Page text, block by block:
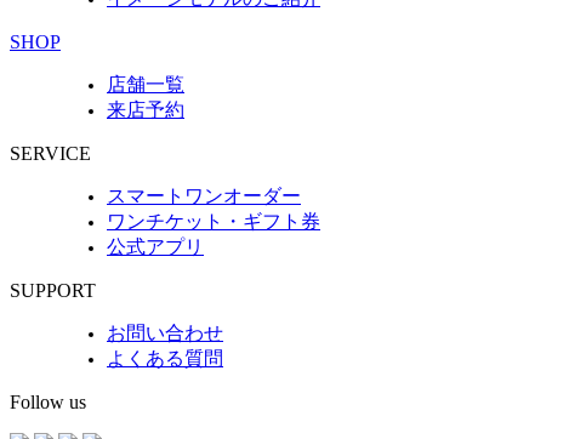
SHOP
店舗一覧
来店予約
SERVICE
スマートワンオーダー
ワンチケット・ギフト券
公式アプリ
SUPPORT
お問い合わせ
よくある質問
Follow us